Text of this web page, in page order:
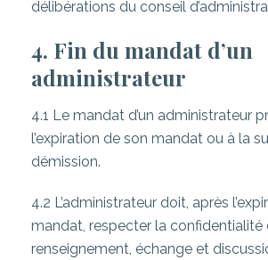
délibérations du conseil
4. Fin du mandat d’un
administrateur
4.1 Le mandat d’un administrateur
l’expiration de son mandat ou à la
démission.
4.2 L’administrateur doit, après
mandat, respecter la confidentialité
renseignement, échange et